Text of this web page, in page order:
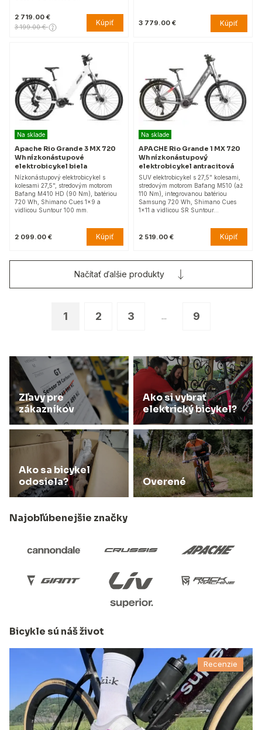
2 719.00 €
3 199.00 € Kúpiť 3 779.00 € Kúpiť
Na sklade
Apache Rio Grande 3 MX 720
Wh nízkonástupové
elektrobicykel biela
Nízkonástupový elektrobicykel s
kolesami 27,5", stredovým motorom
Bafang M410 HD (90 Nm), batériou
720 Wh, Shimano Cues 1x9 a
vidlicou Suntour 100 mm.
2 099.00 € Kúpiť
Na sklade
APACHE Rio Grande 1 MX 720
Wh nízkonástupový
elektrobicykel antracitová
SUV elektrobicykel s 27,5" kolesami,
stredovým motorom Bafang M510 (až
110 Nm), integrovanou batériou
Samsung 720 Wh, Shimano Cues
1x11 a vidlicou SR Suntour…
2 519.00 € Kúpiť
1 2 3 ... 9
Načítať ďalšie produkty
Zľavy pre
zákazníkov
Ako si vybrať
elektrický bicykel?
Ako sa bicykel
odosiela?
Overené
Najobľúbenejšie značky
Bicykle sú náš život
Recenzie